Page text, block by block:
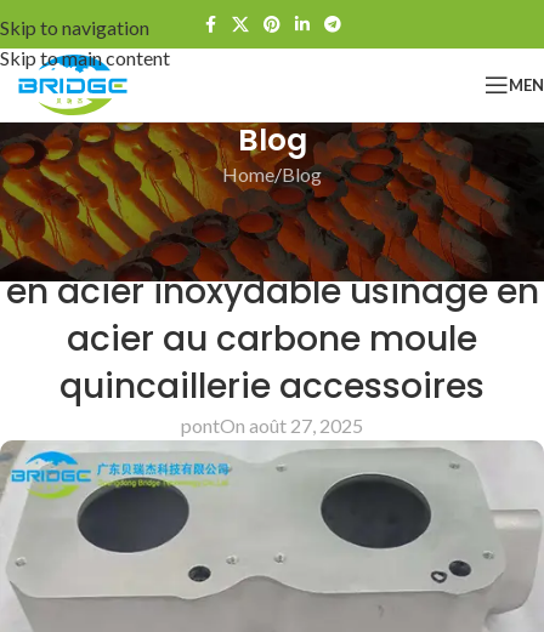
Skip to navigation
Skip to main content
Blog
Home Blog
BLOG
Métal chauffage 304 moulages
en acier inoxydable usinage en
acier au carbone moule
quincaillerie accessoires
pontOn août 27, 2025